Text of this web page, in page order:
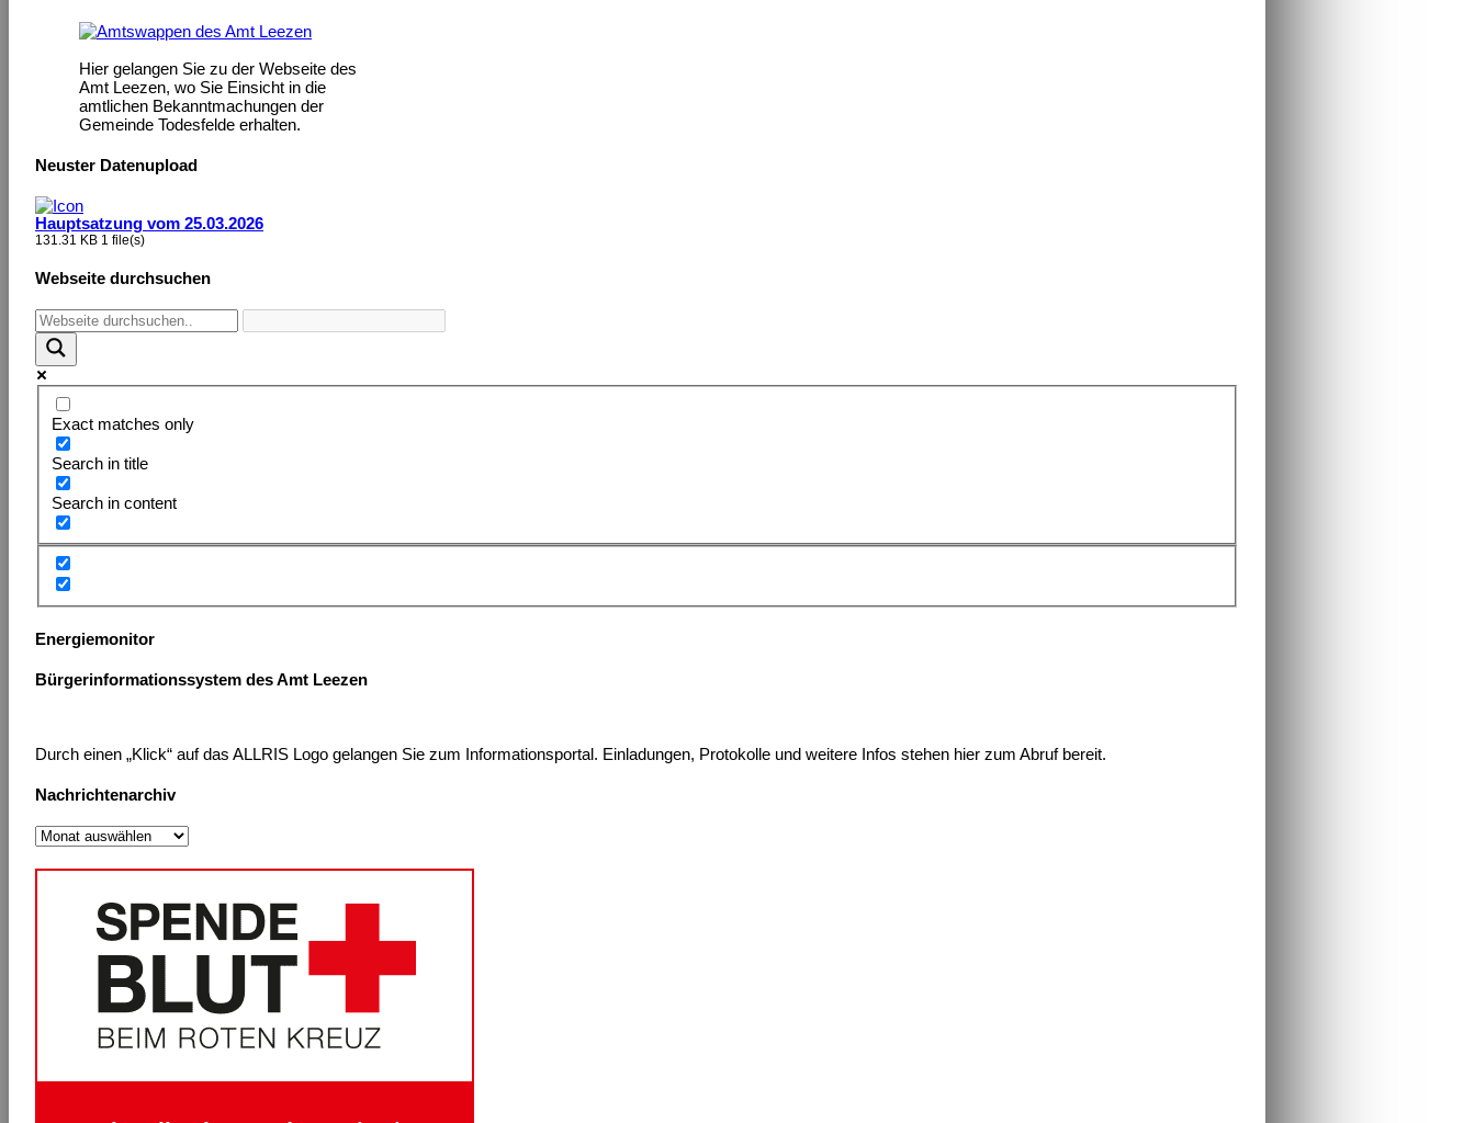
Hier gelangen Sie zu der Webseite des
Amt Leezen, wo Sie Einsicht in die
amtlichen Bekanntmachungen der
Gemeinde Todesfelde erhalten.
Neuster Datenupload
Hauptsatzung vom 25.03.2026
131.31 KB 1 file(s)
Webseite durchsuchen
Exact matches only
Search in title
Search in content
Energiemonitor
Bürgerinformationssystem des Amt Leezen
Durch einen „Klick“ auf das ALLRIS Logo gelangen Sie zum Informationsportal. Einladungen, Protokolle und weitere Infos stehen hier zum Abruf bereit.
Nachrichtenarchiv
Nachrichtenarchiv